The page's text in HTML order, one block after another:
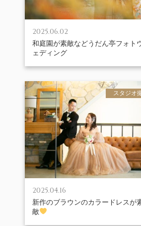
2025.06.02
和庭園が素敵などうだん亭フォト
ェディング
2025.04.16
新作のブラウンのカラードレスが
敵
スタジオ